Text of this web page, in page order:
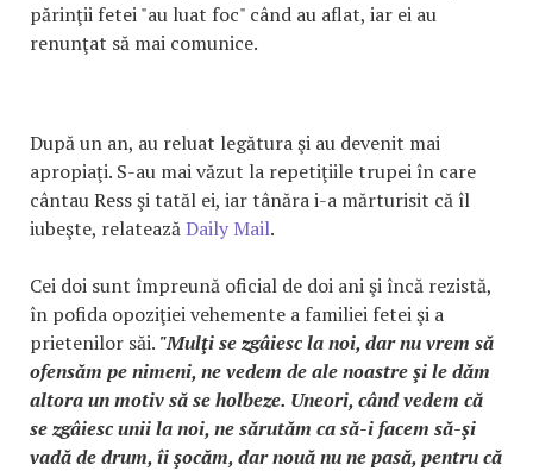
părinţii fetei "au luat foc" când au aflat, iar ei au
renunţat să mai comunice.
După un an, au reluat legătura şi au devenit mai
apropiaţi. S-au mai văzut la repetiţiile trupei în care
cântau Ress şi tatăl ei, iar tânăra i-a mărturisit că îl
iubeşte, relateazăDaily Mail.
Cei doi sunt împreună oficial de doi ani şi încă rezistă,
în pofida opoziţiei vehemente a familiei fetei şi a
prietenilor săi. "Mulţi se zgâiesc la noi, dar nu vrem să
ofensăm pe nimeni, ne vedem de ale noastre şi le dăm
altora un motiv să se holbeze. Uneori, când vedem că
se zgâiesc unii la noi, ne sărutăm ca să-i facem să-şi
vadă de drum, îi şocăm, dar nouă nu ne pasă, pentru că